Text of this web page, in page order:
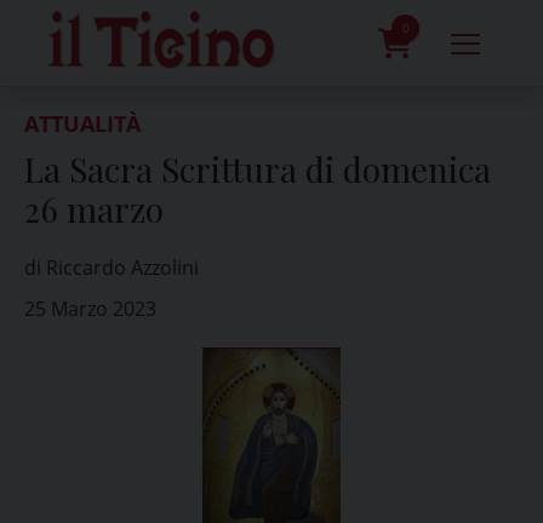
content
0
ATTUALITÀ
La Sacra Scrittura di domenica
26 marzo
di Riccardo Azzolini
25 Marzo 2023